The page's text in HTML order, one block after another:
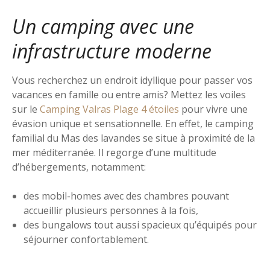
Un camping avec une
infrastructure moderne
Vous recherchez un endroit idyllique pour passer vos
vacances en famille ou entre amis? Mettez les voiles
sur le Camping Valras Plage 4 étoiles pour vivre une
évasion unique et sensationnelle. En effet, le camping
familial du Mas des lavandes se situe à proximité de la
mer méditerranée. Il regorge d’une multitude
d’hébergements, notamment:
des mobil-homes avec des chambres pouvant
accueillir plusieurs personnes à la fois,
des bungalows tout aussi spacieux qu’équipés pour
séjourner confortablement.